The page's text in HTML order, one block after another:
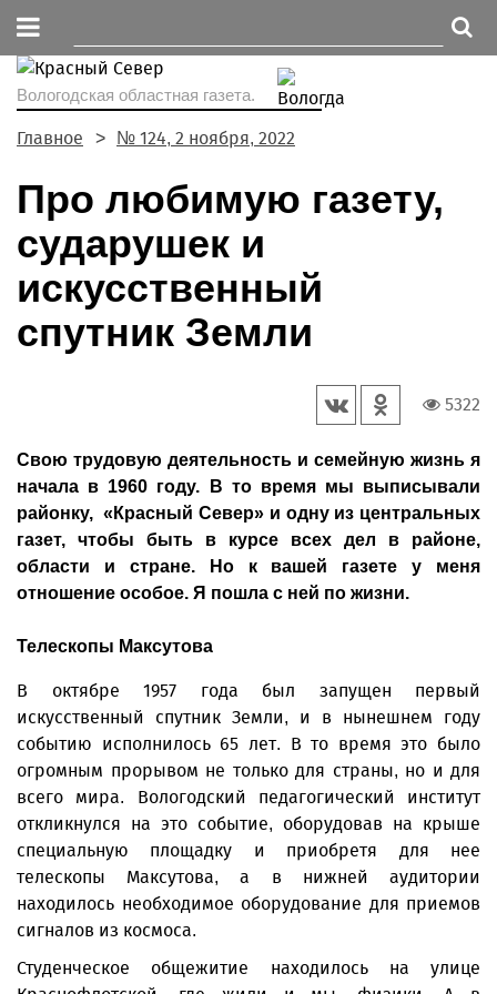
Вологодская областная газета.
Главное № 124, 2 ноября, 2022
Про любимую газету,
сударушек и
искусственный
спутник Земли
5322
Свою трудовую деятельность и семейную жизнь я
начала в 1960 году. В то время мы выписывали
районку, «Красный Север» и одну из центральных
газет, чтобы быть в курсе всех дел в районе,
области и стране. Но к вашей газете у меня
отношение особое. Я пошла с ней по жизни.
Телескопы Максутова
В октябре 1957 года был запущен первый
искусственный спутник Земли, и в нынешнем году
событию исполнилось 65 лет. В то время это было
огромным прорывом не только для страны, но и для
всего мира. Вологодский педагогический институт
откликнулся на это событие, оборудовав на крыше
специальную площадку и приобретя для нее
телескопы Максутова, а в нижней аудитории
находилось необходимое оборудование для приемов
сигналов из космоса.
Студенческое общежитие находилось на улице